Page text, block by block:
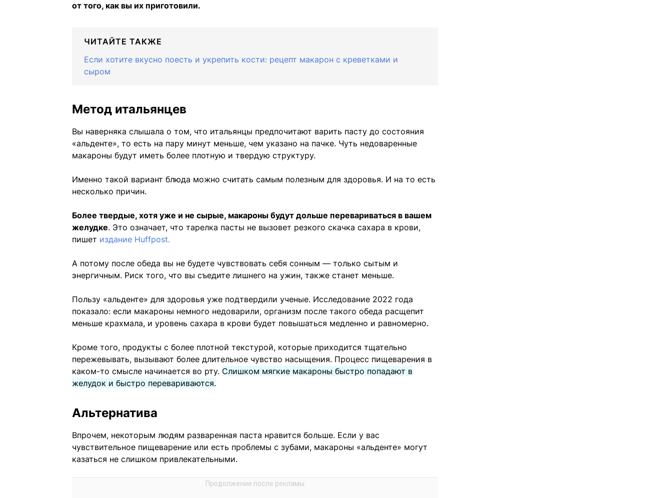
от того, как вы их приготовили.
ЧИТАЙТЕ ТАКЖЕ
Если хотите вкусно поесть и укрепить кости: рецепт макарон с креветками и
сыром
Метод итальянцев
Вы наверняка слышала о том, что итальянцы предпочитают варить пасту до состояния
«альденте», то есть на пару минут меньше, чем указано на пачке. Чуть недоваренные
макароны будут иметь более плотную и твердую структуру.
Именно такой вариант блюда можно считать самым полезным для здоровья. И на то есть
несколько причин.
Более твердые, хотя уже и не сырые, макароны будут дольше перевариваться в вашем
желудке. Это означает, что тарелка пасты не вызовет резкого скачка сахара в крови,
пишет издание Huffpost.
А потому после обеда вы не будете чувствовать себя сонным — только сытым и
энергичным. Риск того, что вы съедите лишнего на ужин, также станет меньше.
Пользу «альденте» для здоровья уже подтвердили ученые. Исследование 2022 года
показало: если макароны немного недоварили, организм после такого обеда расщепит
меньше крахмала, и уровень сахара в крови будет повышаться медленно и равномерно.
Кроме того, продукты с более плотной текстурой, которые приходится тщательно
пережевывать, вызывают более длительное чувство насыщения. Процесс пищеварения в
каком-то смысле начинается во рту. Слишком мягкие макароны быстро попадают в
желудок и быстро перевариваются.
Альтернатива
Впрочем, некоторым людям разваренная паста нравится больше. Если у вас
чувствительное пищеварение или есть проблемы с зубами, макароны «альденте» могут
казаться не слишком привлекательными.